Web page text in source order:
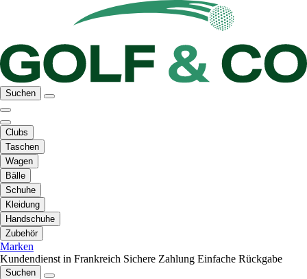
Suchen
Clubs
Taschen
Wagen
Bälle
Schuhe
Kleidung
Handschuhe
Zubehör
Marken
Kundendienst in Frankreich Sichere Zahlung Einfache Rückgabe
Suchen